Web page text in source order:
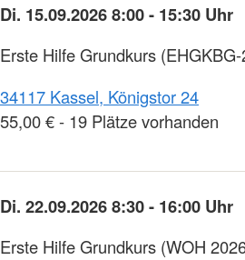
Di. 15.09.2026 8:00 - 15:30 Uhr
Erste Hilfe Grundkurs
34117 Kassel, Königstor 24
55,00 € - 19 Plätze vorhanden
Di. 22.09.2026 8:30 - 16:00 Uhr
Erste Hilfe Grundkurs (WOH